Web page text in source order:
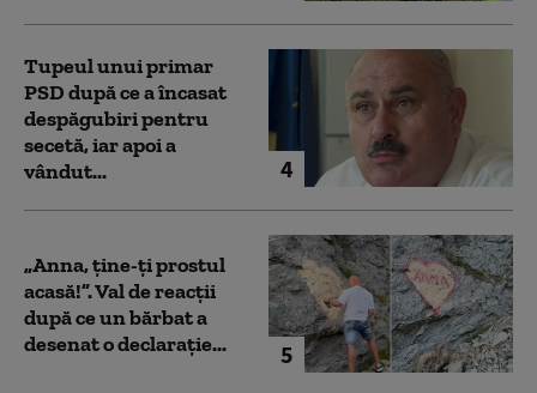
4
Tupeul unui primar
PSD după ce a încasat
despăgubiri pentru
secetă, iar apoi a
vândut...
5
„Anna, ţine-ţi prostul
acasă!”. Val de reacții
după ce un bărbat a
desenat o declarație...